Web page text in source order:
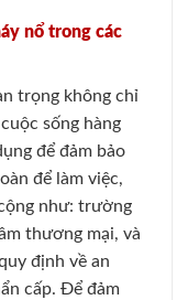
nổ trong các
trọng không chỉ
sống hàng
để đảm bảo
để làm việc,
như: trường
thương mại, và
định về an
cấp. Để đảm